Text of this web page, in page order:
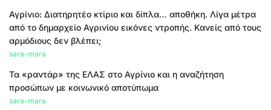
Αγρίνιο: Διατηρητέο κτίριο και δίπλα… αποθήκη. Λίγα μέτρα
από το δημαρχείο Αγρινίου εικόνες ντροπής. Κανείς από τους
αρμόδιους δεν βλέπει;
sara-mara
Τα «ραντάρ» της ΕΛΑΣ στο Αγρίνιο και η αναζήτηση
προσώπων με κοινωνικό αποτύπωμα
sara-mara